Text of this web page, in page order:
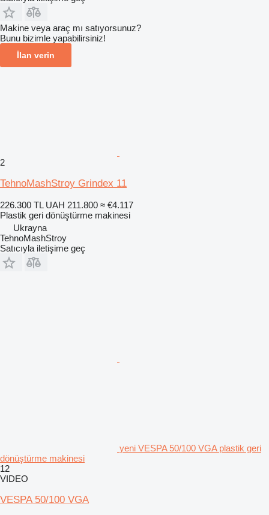
Makine veya araç mı satıyorsunuz?
Bunu bizimle yapabilirsiniz!
İlan verin
2
TehnoMashStroy Grindex 11
226.300 TL UAH 211.800 ≈ €4.117
Plastik geri dönüştürme makinesi
Ukrayna
TehnoMashStroy
Satıcıyla iletişime geç
yeni VESPA 50/100 VGA plastik geri
dönüştürme makinesi
12
VIDEO
VESPA 50/100 VGA